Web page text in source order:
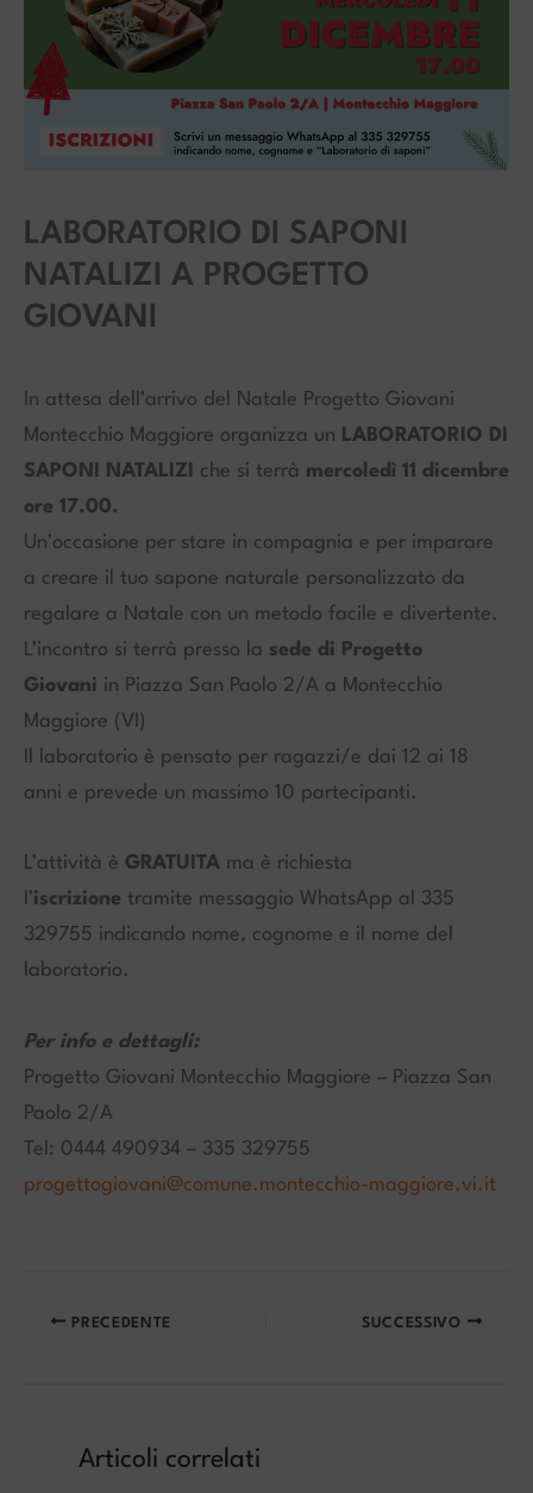
LABORATORIO DI SAPONI
NATALIZI A PROGETTO
GIOVANI
In attesa dell’arrivo del Natale Progetto Giovani
Montecchio Maggiore organizza un LABORATORIO DI
SAPONI NATALIZI
che si terrà mercoledì 11 dicembre
ore 17.00.
Un’occasione per stare in compagnia e per imparare
a creare il tuo sapone naturale personalizzato da
regalare a Natale con un metodo facile e divertente.
L’incontro si terrà presso la sede di Progetto
Giovani in Piazza San Paolo 2/A a Montecchio
Maggiore (VI)
Il laboratorio è pensato per ragazzi/e dai 12 ai 18
anni e prevede un massimo 10 partecipanti.
L’attività è GRATUITA ma è richiesta
l’iscrizione tramite messaggio WhatsApp al 335
329755 indicando nome, cognome e il nome del
laboratorio.
Per info e dettagli:
Progetto Giovani Montecchio Maggiore – Piazza San
Paolo 2/A
Tel: 0444 490934 – 335 329755
progettogiovani@comune.montecchio-maggiore.vi.it
PRECEDENTE SUCCESSIVO
Articoli correlati